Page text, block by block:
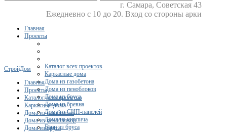
г. Самара, Советская 43
Ежедневно с 10 до 20. Вход со стороны арки
Главная
Проекты
Каталог всех проектов
Каркасные дома
Дома из газобетона
Дома из пеноблоков
Дома из бруса
Дома из бревна
Дома из СИП-панелей
Дома из кирпича
Бани из бруса
СтройДом
Главная
Проекты
Каталог всех проектов
Каркасные дома
Дома из газобетона
Дома из пеноблоков
Дома из бруса